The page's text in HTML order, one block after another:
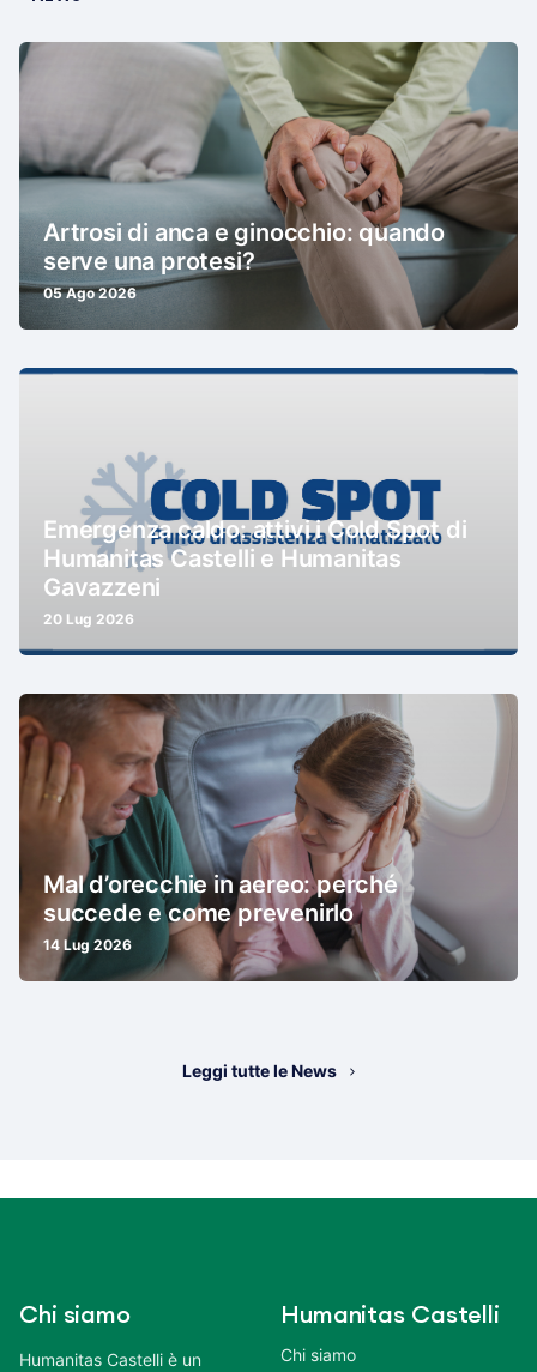
Artrosi di anca e ginocchio: quando
serve una protesi?
05 Ago 2026
Emergenza caldo: attivi i Cold Spot di
Humanitas Castelli e Humanitas
Gavazzeni
20 Lug 2026
Mal d’orecchie in aereo: perché
succede e come prevenirlo
14 Lug 2026
Leggi tutte le News
Chi siamo
Humanitas Castelli è un
Humanitas Castelli
Chi siamo